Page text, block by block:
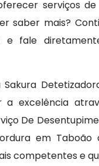
serviços
saber mais?
fale
excelência
De
em Taboão
competentes e